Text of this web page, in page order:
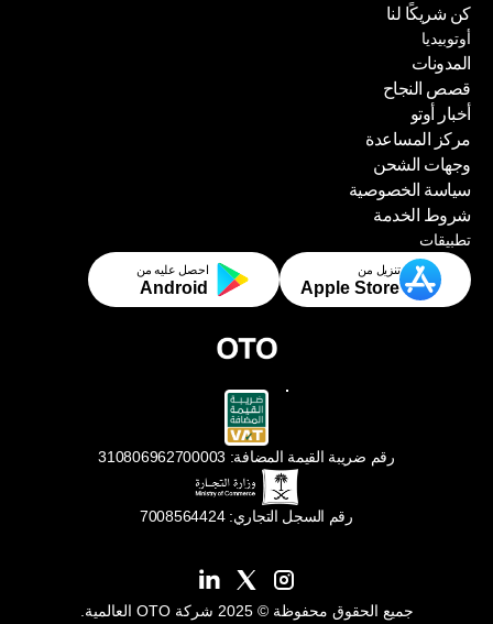
واجهة برمجة التطبيقات للشحن
كن شريكًا لنا
كن شريكًا لنا
أوتوبيديا
المدونات
المدونات
قصص النجاح
قصص النجاح
أخبار أوتو
أخبار أوتو
مركز المساعدة
مركز المساعدة
وجهات الشحن
وجهات الشحن
سياسة الخصوصية
سياسة الخصوصية
شروط الخدمة
شروط الخدمة
تطبيقات
تنزيل من
Apple Store
احصل عليه من
Android
رقم ضريبة القيمة المضافة: 310806962700003
رقم السجل التجاري: 7008564424
جميع الحقوق محفوظة © 2025 شركة OTO العالمية.